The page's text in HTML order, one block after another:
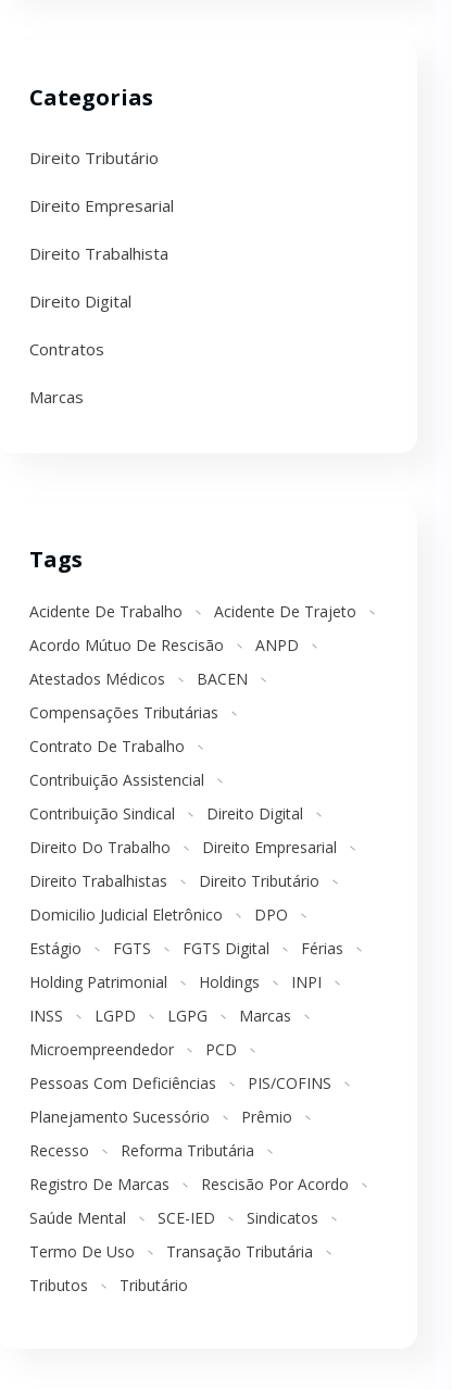
Categorias
Direito Tributário
Direito Empresarial
Direito Trabalhista
Direito Digital
Contratos
Marcas
Tags
Acidente De Trabalho
Acidente De Trajeto
Acordo Mútuo De Rescisão
ANPD
Atestados Médicos
BACEN
Compensações Tributárias
Contrato De Trabalho
Contribuição Assistencial
Contribuição Sindical
Direito Digital
Direito Do Trabalho
Direito Empresarial
Direito Trabalhistas
Direito Tributário
Domicilio Judicial Eletrônico
DPO
Estágio
FGTS FGTS Digital
Férias
Holding Patrimonial
Holdings
INPI
INSS
LGPD LGPG
Marcas
Microempreendedor
PCD
Pessoas Com Deficiências
PIS/COFINS
Planejamento Sucessório
Prêmio
Recesso
Reforma Tributária
Registro De Marcas
Rescisão Por Acordo
Saúde Mental
SCE-IED
Sindicatos
Termo De Uso
Transação Tributária
Tributos
Tributário